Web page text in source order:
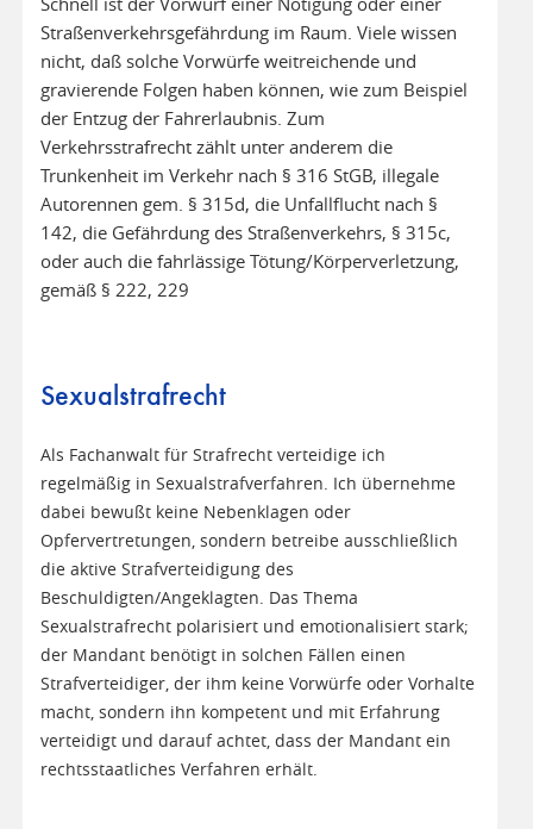
Straßenverkehrsgefährdung im Raum. Viele wissen
nicht, daß solche Vorwürfe weitreichende und
gravierende Folgen haben können, wie zum Beispiel
der Entzug der Fahrerlaubnis. Zum
Verkehrsstrafrecht zählt unter anderem die
Trunkenheit im Verkehr nach § 316 StGB, illegale
Autorennen gem. § 315d, die Unfallflucht nach §
142, die Gefährdung des Straßenverkehrs, § 315c,
oder auch die fahrlässige Tötung/Körperverletzung,
gemäß § 222, 229
Sexualstrafrecht
Als Fachanwalt für Strafrecht verteidige ich
regelmäßig in Sexualstrafverfahren. Ich übernehme
dabei bewußt keine Nebenklagen oder
Opfervertretungen, sondern betreibe ausschließlich
die aktive Strafverteidigung des
Beschuldigten/Angeklagten. Das Thema
Sexualstrafrecht polarisiert und emotionalisiert stark;
der Mandant benötigt in solchen Fällen einen
Strafverteidiger, der ihm keine Vorwürfe oder Vorhalte
macht, sondern ihn kompetent und mit Erfahrung
verteidigt und darauf achtet, dass der Mandant ein
rechtsstaatliches Verfahren erhält.